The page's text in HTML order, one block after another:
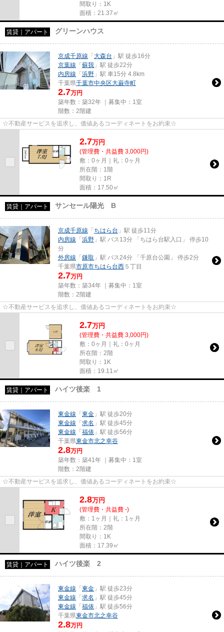
間取り：1K
面積：21.37㎡
賃貸｜アパート グリーンハウス
京成千原線 「 大森台 」駅 徒歩16分
京葉線 「 蘇我 」駅 徒歩22分
内房線 「 浜野 」駅 車15分 4.8km
千葉県千葉市中央区大巌寺町
2.7万円
築年数：築32年 ｜募集中： 1室
階数：2階建
☆不動産サービスを追求し、価値あるコーディネートをお約束☆
2.7万円
(管理費・共益費 3,000円)
敷：0ヶ月｜礼：0ヶ月
所在階：1階
間取り：1R
面積：17.50㎡
賃貸｜アパート サンセール陽光 B
京成千原線 「 ちはら台 」駅 徒歩11分
内房線 「 浜野 」駅 バス13分 「ちはら台駅入口」 停歩10
分
外房線 「 鎌取 」駅 バス24分 「千原台公園」 停歩2分
千葉県市原市ちはら台西 ５丁目
2.7万円
築年数：築34年 ｜募集中： 1室
階数：2階建
☆不動産サービスを追求し、価値あるコーディネートをお約束☆
2.7万円
(管理費・共益費 3,000円)
敷：0ヶ月｜礼：0ヶ月
所在階：2階
間取り：1K
面積：19.11㎡
賃貸｜アパート ハイツ後楽 1
東金線 「 東金 」駅 徒歩20分
東金線 「 求名 」駅 徒歩45分
東金線 「 福俵 」駅 徒歩56分
千葉県東金市北之幸谷
2.8万円
築年数：築41年 ｜募集中： 1室
階数：2階建
☆不動産サービスを追求し、価値あるコーディネートをお約束☆
2.8万円
(管理費・共益費 -)
敷：1ヶ月｜礼：1ヶ月
所在階：2階
間取り：1K
面積：17.39㎡
賃貸｜アパート ハイツ後楽 2
東金線 「 東金 」駅 徒歩23分
東金線 「 求名 」駅 徒歩45分
東金線 「 福俵 」駅 徒歩56分
千葉県東金市北之幸谷
2.8万円